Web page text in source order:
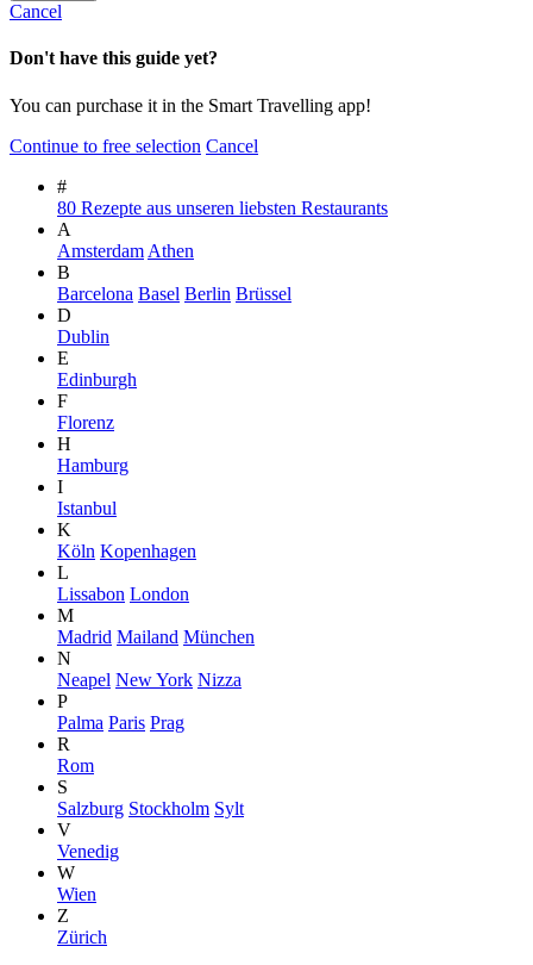
Cancel
Don't have this guide yet?
You can purchase it in the Smart Travelling app!
Continue to free selection Cancel
#
80 Rezepte aus unseren liebsten Restaurants
A
Amsterdam Athen
B
Barcelona Basel Berlin Brüssel
D
Dublin
E
Edinburgh
F
Florenz
H
Hamburg
I
Istanbul
K
Köln Kopenhagen
L
Lissabon London
M
Madrid Mailand München
N
Neapel New York Nizza
P
Palma Paris Prag
R
Rom
S
Salzburg Stockholm Sylt
V
Venedig
W
Wien
Z
Zürich